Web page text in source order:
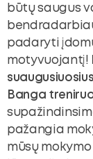
būtų saugus
padaryti
motyvuojantį!
Banga
pažangia
mūsų